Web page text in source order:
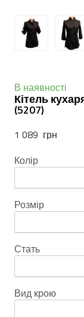
В наявності
Кітель
(5207)
1 089  грн
Колір
Розмір
Стать
Вид крою